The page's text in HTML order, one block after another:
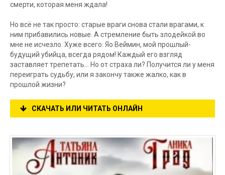
смерти, которая меня ждала!
Но всё не так просто: старые враги снова стали врагами, к
ним прибавились новые. А стремление быть злодейкой во
мне не исчезло. Хуже всего: Яо Веймин, мой прошлый-
будущий убийца, всегда рядом! Каждый его взгляд
заставляет трепетать... Но от страха ли? Получится ли у меня
переиграть судьбу, или я закончу также жалко, как в
прошлой жизни?
СКАЧАТЬ ИЛИ ЧИТАТЬ ОНЛАЙН